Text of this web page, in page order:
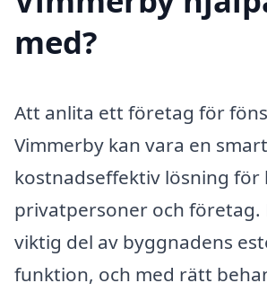
med?
Att anlita ett företag för
Vimmerby kan vara en
kostnadseffektiv lösning för
privatpersoner och företag.
viktig del av byggnadens
funktion, och med rätt